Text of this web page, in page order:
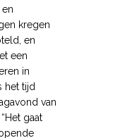
kregen
en
een
in
het tijd
van
gaat